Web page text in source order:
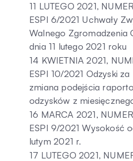
11 LUTEGO 2021,
ESPI 6/2021 Uchwały
Walnego Zgromadzenia
dnia 11 lutego 2021 roku
14 KWIETNIA 2021,
ESPI 10/2021 Odzyski
zmiana podejścia
odzysków z
16 MARCA 2021,
ESPI 9/2021 Wysokość
lutym 2021 r.
17 LUTEGO 2021,